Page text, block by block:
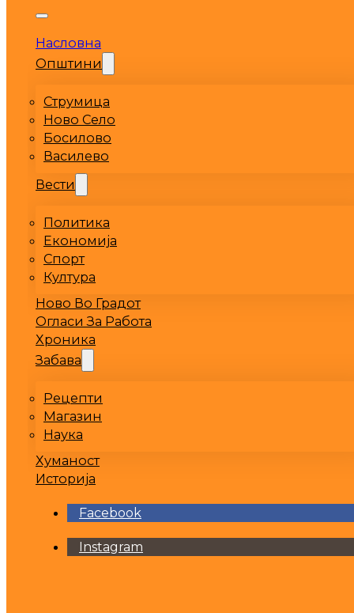
Насловна
Општини
Струмица
Ново Село
Босилово
Василево
Вести
Политика
Економија
Спорт
Култура
Ново Во Градот
Огласи За Работа
Хроника
Забава
Рецепти
Магазин
Наука
Хуманост
Историја
Facebook
Instagram